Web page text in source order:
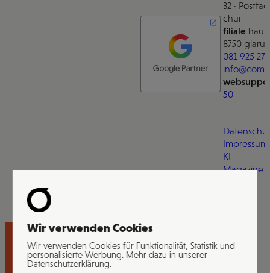
32 ·
chur
filiale
8750 glarus
081 925 27
50
Impressum
KI
Magazine
Wir verwenden Cookies
Wir verwenden Cookies für Funktionalität, Statistik und
personalisierte Werbung. Mehr dazu in unserer
Datenschutzerklärung.